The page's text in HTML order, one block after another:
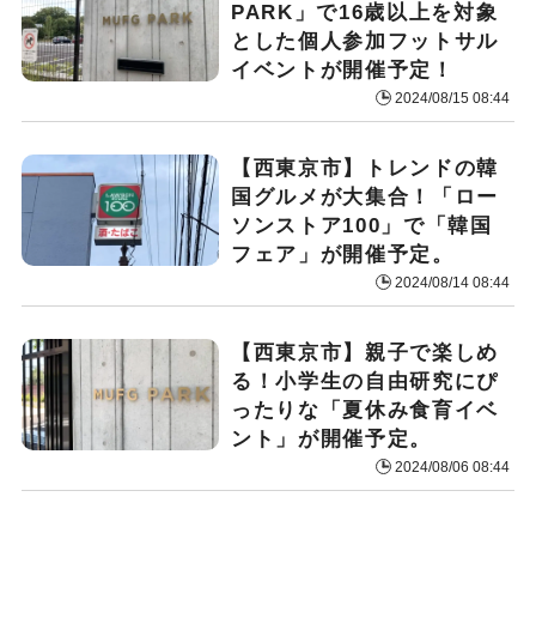
PARK」で16歳以上を対象
とした個人参加フットサル
イベントが開催予定！
2024/08/15 08:44
【西東京市】トレンドの韓
国グルメが大集合！「ロー
ソンストア100」で「韓国
フェア」が開催予定。
2024/08/14 08:44
【西東京市】親子で楽しめ
る！小学生の自由研究にぴ
ったりな「夏休み食育イベ
ント」が開催予定。
2024/08/06 08:44